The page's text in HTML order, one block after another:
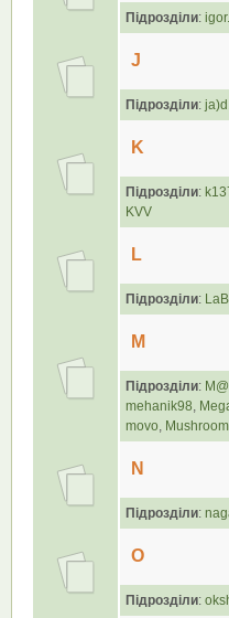
Підрозділи:
J
Підрозділи:
K
Підрозділи:
KVV
L
Підрозділи:
M
Підрозділи:
mehanik98,
movo,
N
Підрозділи:
O
Підрозділи: